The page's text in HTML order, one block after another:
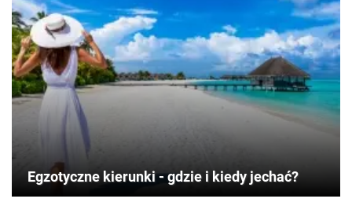
Egzotyczne kierunki - gdzie i kiedy jechać?